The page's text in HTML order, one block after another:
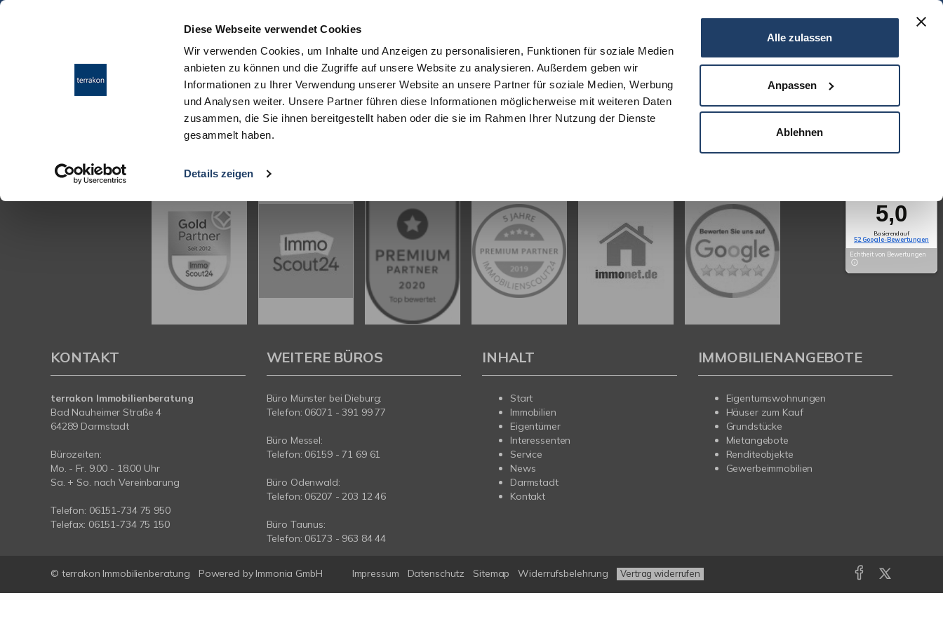
Diese Webseite verwendet Cookies
Wir verwenden Cookies, um Inhalte und Anzeigen zu personalisieren, Funktionen für soziale Medien
anbieten zu können und die Zugriffe auf unsere Website zu analysieren. Außerdem geben wir
Informationen zu Ihrer Verwendung unserer Website an unsere Partner für soziale Medien, Werbung
und Analysen weiter. Unsere Partner führen diese Informationen möglicherweise mit weiteren Daten
zusammen, die Sie ihnen bereitgestellt haben oder die sie im Rahmen Ihrer Nutzung der Dienste
gesammelt haben.
Details zeigen
Alle zulassen
Anpassen
Ablehnen
START IMMOBILIEN EIGENTÜMER INTERESSENTEN
5,0
Basierend auf
52 Google-Bewertungen
Echtheit von Bewertungen
KONTAKT
terrakon Immobilienberatung
Bad Nauheimer Straße 4
64289 Darmstadt
Bürozeiten:
Mo. - Fr. 9.00 - 18.00 Uhr
Sa. + So. nach Vereinbarung
Telefon: 06151-734 75 950
Telefax: 06151-734 75 150
WEITERE BÜROS
Büro Münster bei Dieburg:
Telefon: 06071 - 391 99 77
Büro Messel:
Telefon: 06159 - 71 69 61
Büro Odenwald:
Telefon: 06207 - 203 12 46
Büro Taunus:
Telefon: 06173 - 963 84 44
INHALT
Start
Immobilien
Eigentümer
Interessenten
Service
News
Darmstadt
Kontakt
IMMOBILIENANGEBOTE
Eigentumswohnungen
Häuser zum Kauf
Grundstücke
Mietangebote
Renditeobjekte
Gewerbeimmobilien
© terrakon Immobilienberatung Powered by Immonia GmbH Impressum Datenschutz Sitemap Widerrufsbelehrung Vertrag widerrufen